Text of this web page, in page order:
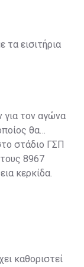
τα εισιτήρια
για τον αγώνα
θα
στάδιο ΓΣΠ
8967
κερκίδα.
καθοριστεί